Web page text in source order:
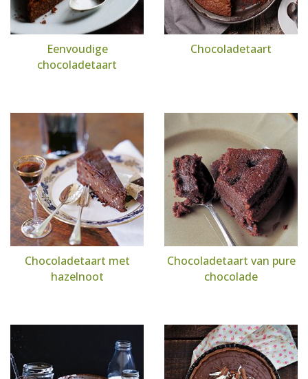
Eenvoudige
chocoladetaart
Chocoladetaart
Chocoladetaart met
hazelnoot
Chocoladetaart van pure
chocolade